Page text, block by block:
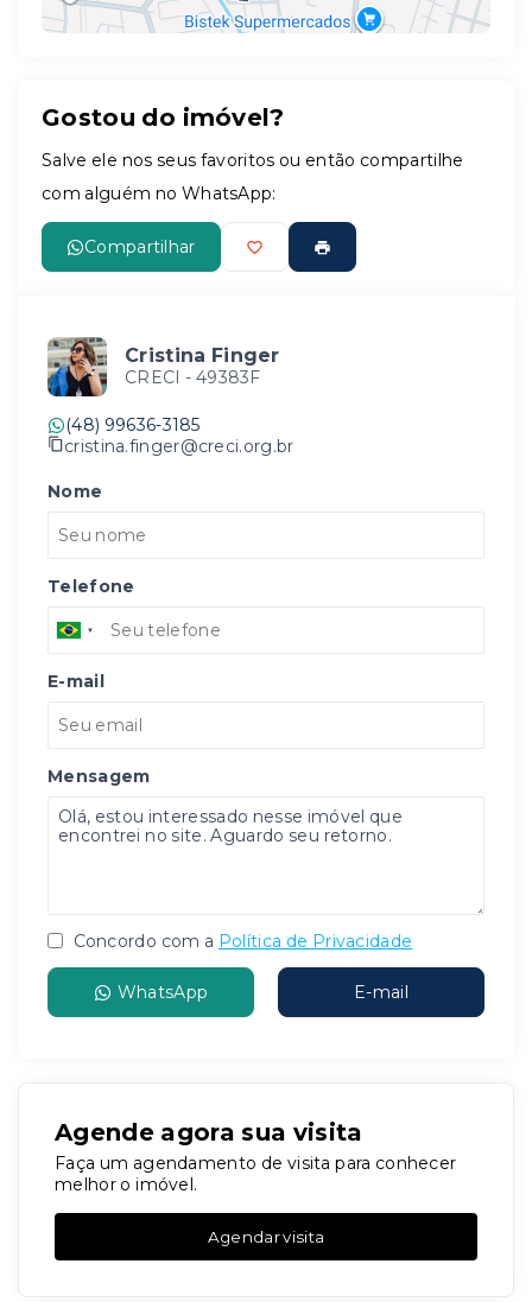
Gostou do imóvel?
Salve ele nos seus favoritos ou então compartilhe
com alguém no WhatsApp:
Compartilhar
Cristina Finger
CRECI - 49383F
(48) 99636-3185
cristina.finger@creci.org.br
Nome
Telefone
E-mail
Mensagem
Concordo com a Política de Privacidade
WhatsApp E-mail
Agende agora sua visita
Faça um agendamento de visita para conhecer
melhor o imóvel.
Agendar visita